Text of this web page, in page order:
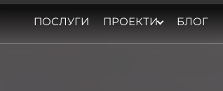
ПОСЛУГИ ПРОЕКТИ БЛОГ